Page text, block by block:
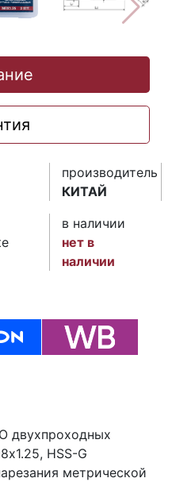
производитель
КИТАЙ
в наличии
нет в
наличии
двухпроходных
HSS-G
метрической